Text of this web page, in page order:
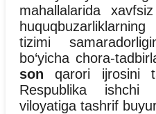
mahallalarida
tizimi
bo‘yicha chora-
son qarori ijrosini
Respublika ishchi
viloyatiga tashrif